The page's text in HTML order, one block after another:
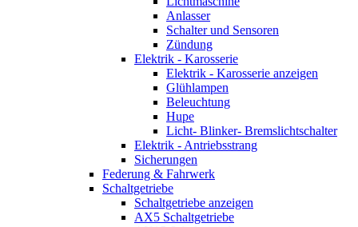
Anlasser
Schalter und Sensoren
Zündung
Elektrik - Karosserie
Elektrik - Karosserie anzeigen
Glühlampen
Beleuchtung
Hupe
Licht- Blinker- Bremslichtschalter
Elektrik - Antriebsstrang
Sicherungen
Federung & Fahrwerk
Schaltgetriebe
Schaltgetriebe anzeigen
AX5 Schaltgetriebe